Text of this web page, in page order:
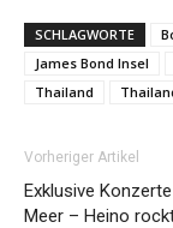
SCHLAGWORTE
James Bond Insel
Thailand
Vorheriger Artikel
Exklusive
Meer – Heino